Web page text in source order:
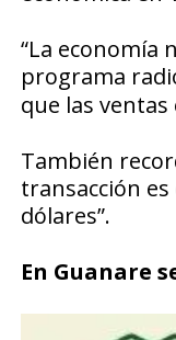
“La economía
programa
que las
También
transacción
dólares”.
En Guanare